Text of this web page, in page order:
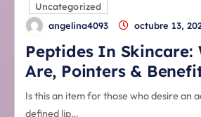
Uncategorized
angelina4093
octubre 13,
Peptides In Skincare:
Are, Pointers &
Is this an item for those who desire an
defined lip…